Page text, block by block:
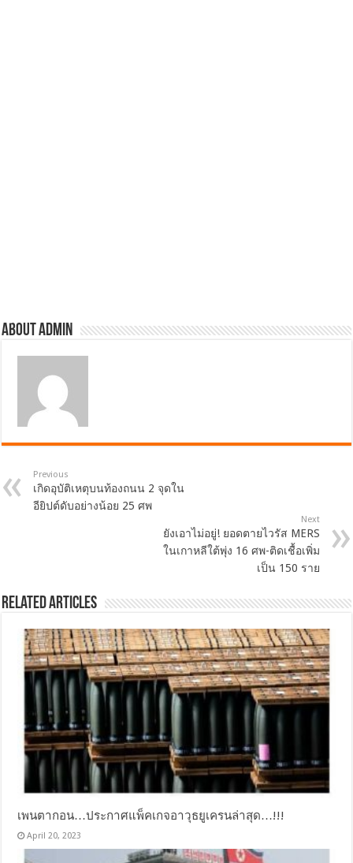
About admin
Previous
เกิดอุบัติเหตุบนท้องถนน 2 จุดใน
อียิปต์ดับอย่างน้อย 25 ศพ
Next
ยังเอาไม่อยู่! ยอดตายไวรัส MERS
ในเกาหลีใต้พุ่ง 16 ศพ-ติดเชื้อเพิ่ม
เป็น 150 ราย
Related Articles
เพนตากอน…ประกาศแพ็คเกจอาวุธยูเครนล่าสุด…!!!
April 20, 2023